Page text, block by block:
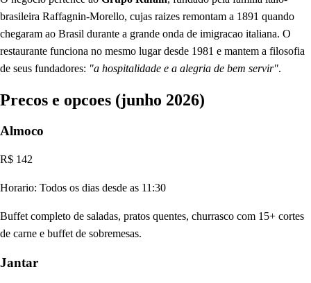
brasileira Raffagnin-Morello, cujas raizes remontam a 1891 quando
chegaram ao Brasil durante a grande onda de imigracao italiana. O
restaurante funciona no mesmo lugar desde 1981 e mantem a filosofia
de seus fundadores: "a hospitalidade e a alegria de bem servir".
Precos e opcoes (junho 2026)
Almoco
R$ 142
Horario: Todos os dias desde as 11:30
Buffet completo de saladas, pratos quentes, churrasco com 15+ cortes
de carne e buffet de sobremesas.
Jantar